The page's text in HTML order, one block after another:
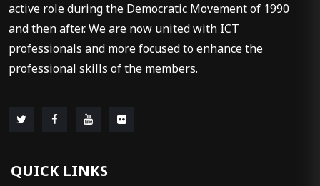
active role during the Democratic Movement of 1990
and then after. We are now united with ICT
professionals and more focused to enhance the
professional skills of the members.
QUICK LINKS